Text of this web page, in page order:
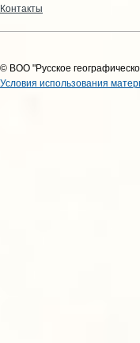
Контакты
© ВОО "Русское
Условия использования